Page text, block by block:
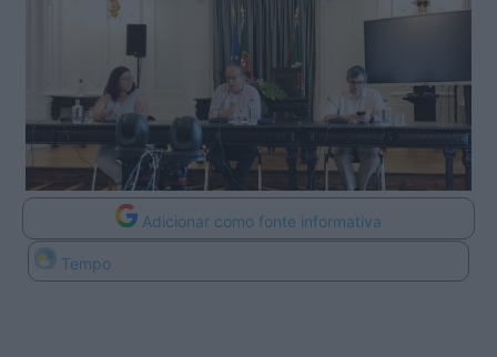
Adicionar como fonte informativa
Tempo